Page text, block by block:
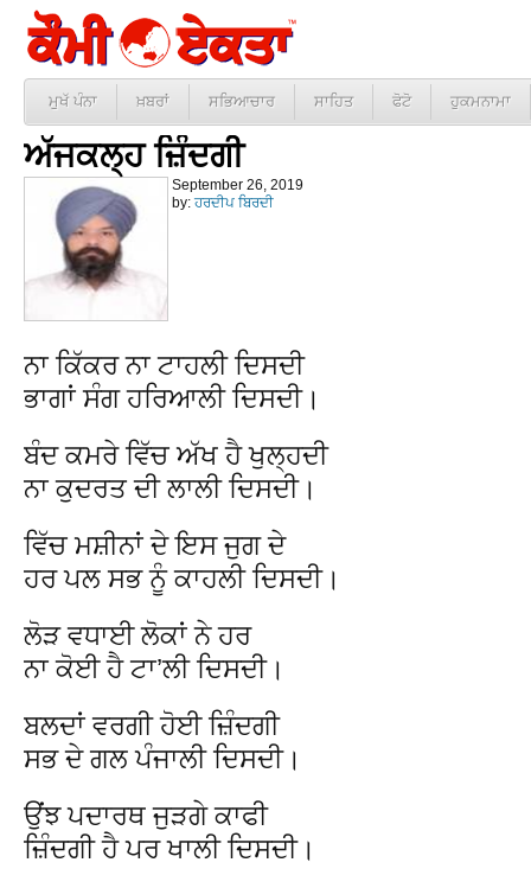
ਮੁਖੱ ਪੰਨਾ ਖ਼ਬਰਾਂ ਸਭਿਆਚਾਰ ਸਾਹਿਤ ਫੋਟੋ ਹੁਕਮਨਾਮਾ
ਅੱਜਕਲ੍ਹ ਜ਼ਿੰਦਗੀ
September 26, 2019
by: ਹਰਦੀਪ ਬਿਰਦੀ
ਨਾ ਕਿੱਕਰ ਨਾ ਟਾਹਲੀ ਦਿਸਦੀ
ਭਾਗਾਂ ਸੰਗ ਹਰਿਆਲੀ ਦਿਸਦੀ।
ਬੰਦ ਕਮਰੇ ਵਿੱਚ ਅੱਖ ਹੈ ਖੁਲ੍ਹਦੀ
ਨਾ ਕੁਦਰਤ ਦੀ ਲਾਲੀ ਦਿਸਦੀ।
ਵਿੱਚ ਮਸ਼ੀਨਾਂ ਦੇ ਇਸ ਜੁਗ ਦੇ
ਹਰ ਪਲ ਸਭ ਨੂੰ ਕਾਹਲੀ ਦਿਸਦੀ।
ਲੋੜ ਵਧਾਈ ਲੋਕਾਂ ਨੇ ਹਰ
ਨਾ ਕੋਈ ਹੈ ਟਾ’ਲੀ ਦਿਸਦੀ।
ਬਲਦਾਂ ਵਰਗੀ ਹੋਈ ਜ਼ਿੰਦਗੀ
ਸਭ ਦੇ ਗਲ ਪੰਜਾਲੀ ਦਿਸਦੀ।
ਉਂਝ ਪਦਾਰਥ ਜੁੜਗੇ ਕਾਫੀ
ਜ਼ਿੰਦਗੀ ਹੈ ਪਰ ਖਾਲੀ ਦਿਸਦੀ।